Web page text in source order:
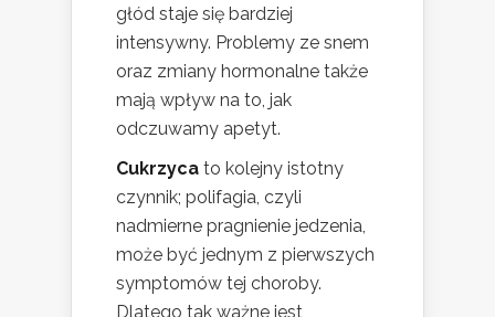
głód staje się bardziej
intensywny. Problemy ze snem
oraz zmiany hormonalne także
mają wpływ na to, jak
odczuwamy apetyt.
Cukrzyca to kolejny istotny
czynnik; polifagia, czyli
nadmierne pragnienie jedzenia,
może być jednym z pierwszych
symptomów tej choroby.
Dlatego tak ważne jest